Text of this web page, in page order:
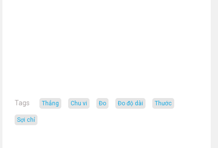
Tags thẳng chu vi đo đo độ dài thước
sợi chỉ